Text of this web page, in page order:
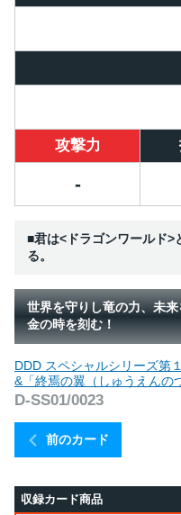
攻撃力
-
■君は<ドラゴンワールド>
る。
世界を守りし竜の力、未
金の時を刻む！
前のカード
DDD スペシャルシリーズ第
&「終焉の翼（しゅうえんの
D-SS01/0023
収録カード商品